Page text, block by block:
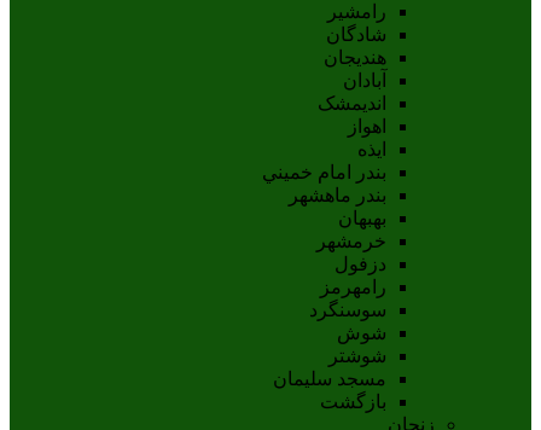
رامشیر
شادگان
هندیجان
آبادان
انديمشک
اهواز
ايذه
بندر امام خميني
بندر ماهشهر
بهبهان
خرمشهر
دزفول
رامهرمز
سوسنگرد
شوش
شوشتر
مسجد سليمان
بازگشت
زنجان